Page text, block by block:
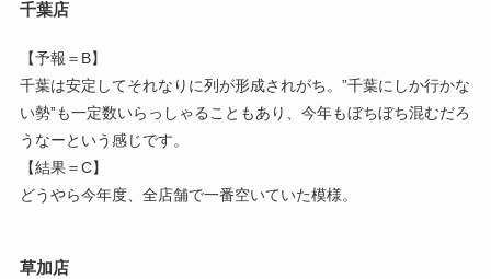
千葉店
【予報＝B】
千葉は安定してそれなりに列が形成されがち。”千葉にしか行かな
い勢”も一定数いらっしゃることもあり、今年もぼちぼち混むだろ
うなーという感じです。
【結果＝C】
どうやら今年度、全店舗で一番空いていた模様。
草加店